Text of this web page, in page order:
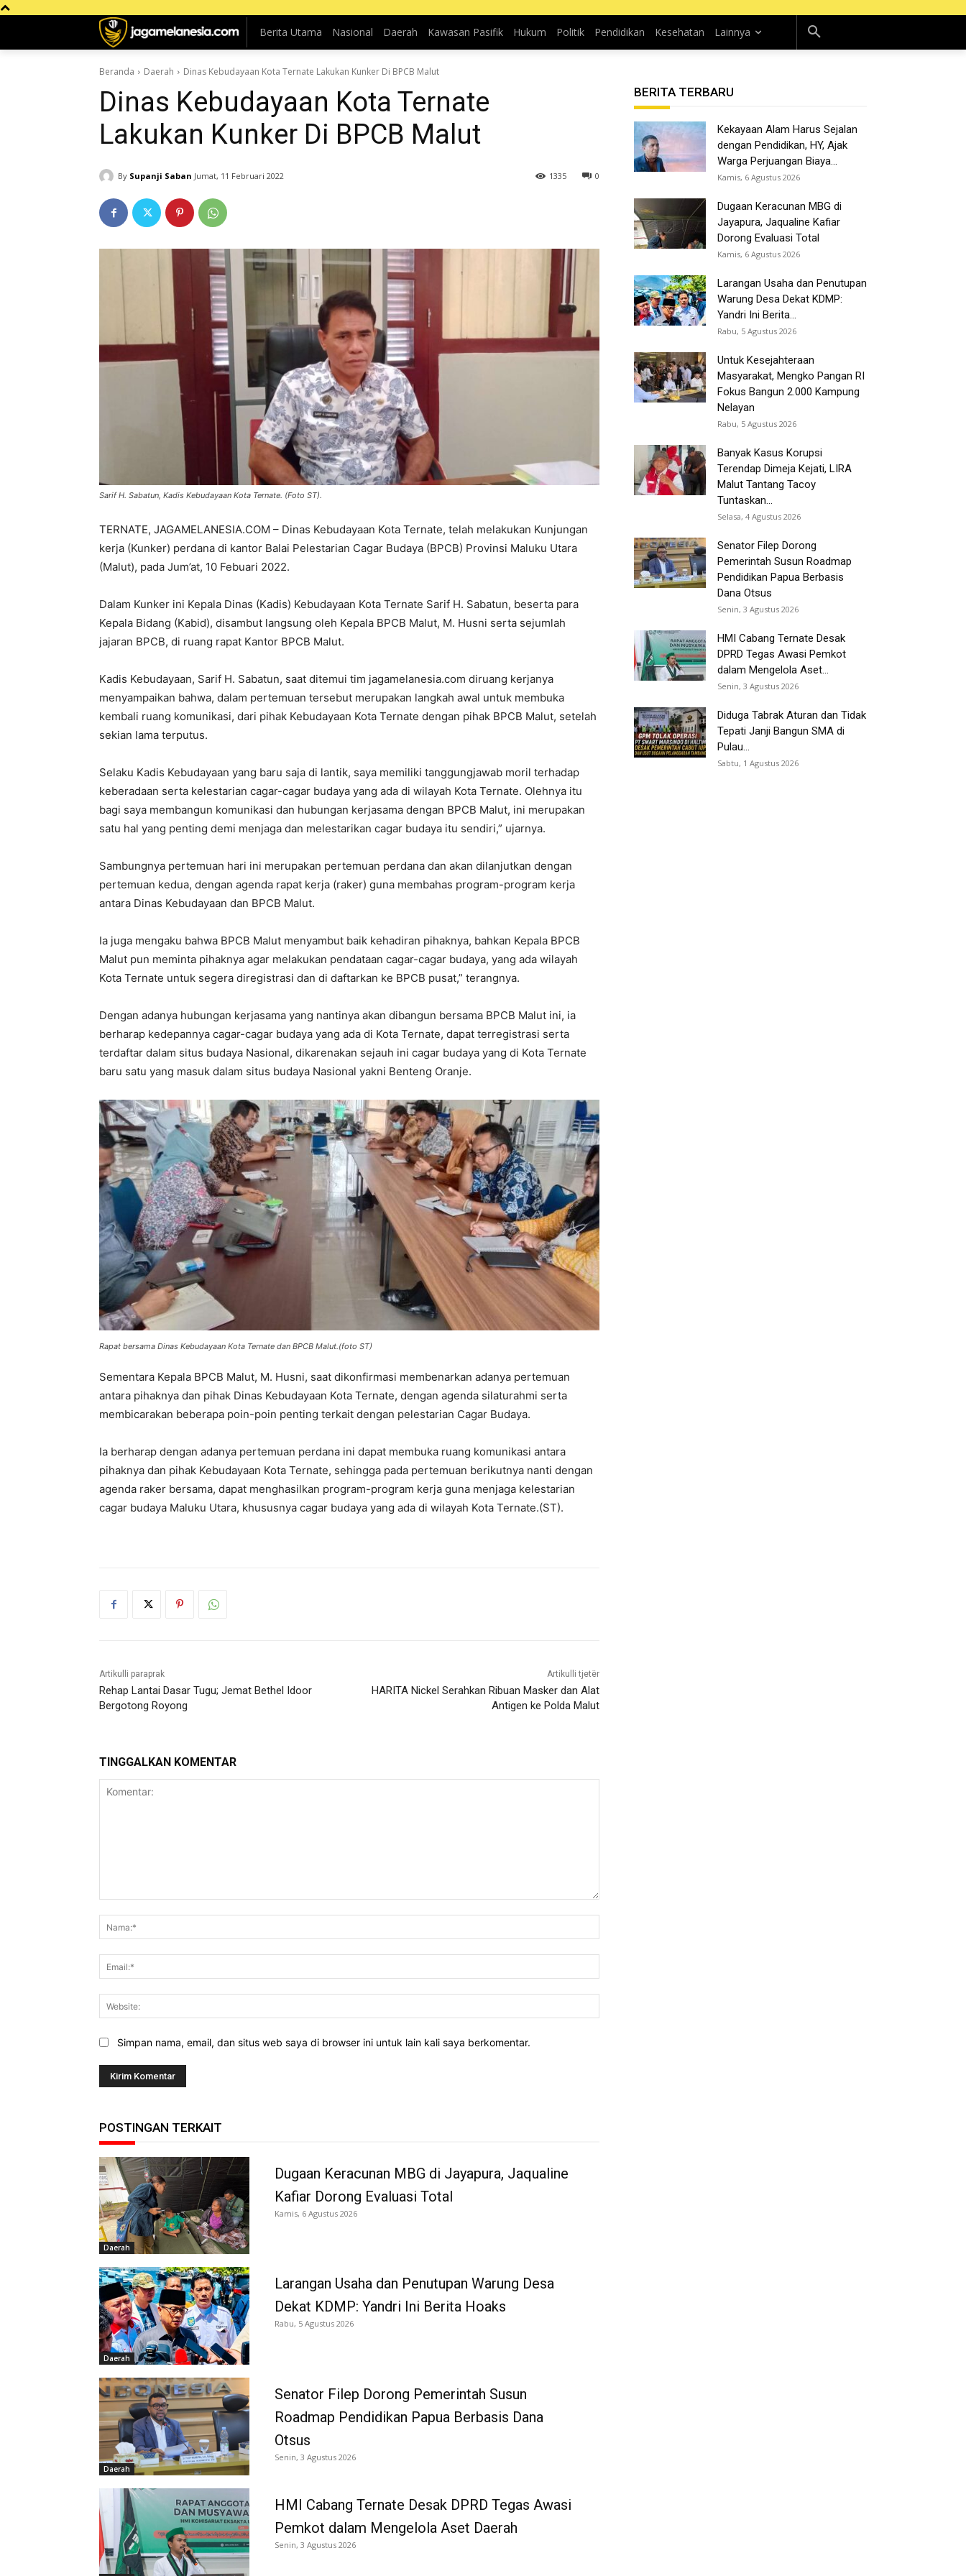
Berita Utama Nasional Daerah Kawasan Pasifik Hukum Politik Pendidikan Kesehatan Lainnya
Beranda Daerah Dinas Kebudayaan Kota Ternate Lakukan Kunker Di BPCB Malut
Dinas Kebudayaan Kota Ternate
Lakukan Kunker Di BPCB Malut
By Supanji Saban Jumat, 11 Februari 2022 0
1335
Sarif H. Sabatun, Kadis Kebudayaan Kota Ternate. (Foto ST).
TERNATE, JAGAMELANESIA.COM – Dinas Kebudayaan Kota Ternate, telah melakukan Kunjungan
kerja (Kunker) perdana di kantor Balai Pelestarian Cagar Budaya (BPCB) Provinsi Maluku Utara
(Malut), pada Jum’at, 10 Febuari 2022.
Dalam Kunker ini Kepala Dinas (Kadis) Kebudayaan Kota Ternate Sarif H. Sabatun, beserta para
Kepala Bidang (Kabid), disambut langsung oleh Kepala BPCB Malut, M. Husni serta sejumlah
jajaran BPCB, di ruang rapat Kantor BPCB Malut.
Kadis Kebudayaan, Sarif H. Sabatun, saat ditemui tim jagamelanesia.com diruang kerjanya
menyampaikan bahwa, dalam pertemuan tersebut merupakan langkah awal untuk membuka
kembali ruang komunikasi, dari pihak Kebudayaan Kota Ternate dengan pihak BPCB Malut, setelah
sekian lama terputus.
Selaku Kadis Kebudayaan yang baru saja di lantik, saya memiliki tanggungjawab moril terhadap
keberadaan serta kelestarian cagar-cagar budaya yang ada di wilayah Kota Ternate. Olehnya itu
bagi saya membangun komunikasi dan hubungan kerjasama dengan BPCB Malut, ini merupakan
satu hal yang penting demi menjaga dan melestarikan cagar budaya itu sendiri,” ujarnya.
Sambungnya pertemuan hari ini merupakan pertemuan perdana dan akan dilanjutkan dengan
pertemuan kedua, dengan agenda rapat kerja (raker) guna membahas program-program kerja
antara Dinas Kebudayaan dan BPCB Malut.
Ia juga mengaku bahwa BPCB Malut menyambut baik kehadiran pihaknya, bahkan Kepala BPCB
Malut pun meminta pihaknya agar melakukan pendataan cagar-cagar budaya, yang ada wilayah
Kota Ternate untuk segera diregistrasi dan di daftarkan ke BPCB pusat,” terangnya.
Dengan adanya hubungan kerjasama yang nantinya akan dibangun bersama BPCB Malut ini, ia
berharap kedepannya cagar-cagar budaya yang ada di Kota Ternate, dapat terregistrasi serta
terdaftar dalam situs budaya Nasional, dikarenakan sejauh ini cagar budaya yang di Kota Ternate
baru satu yang masuk dalam situs budaya Nasional yakni Benteng Oranje.
Rapat bersama Dinas Kebudayaan Kota Ternate dan BPCB Malut.(foto ST)
Sementara Kepala BPCB Malut, M. Husni, saat dikonfirmasi membenarkan adanya pertemuan
antara pihaknya dan pihak Dinas Kebudayaan Kota Ternate, dengan agenda silaturahmi serta
membicarakan beberapa poin-poin penting terkait dengan pelestarian Cagar Budaya.
Ia berharap dengan adanya pertemuan perdana ini dapat membuka ruang komunikasi antara
pihaknya dan pihak Kebudayaan Kota Ternate, sehingga pada pertemuan berikutnya nanti dengan
agenda raker bersama, dapat menghasilkan program-program kerja guna menjaga kelestarian
cagar budaya Maluku Utara, khususnya cagar budaya yang ada di wilayah Kota Ternate.(ST).
Artikulli paraprak
Rehap Lantai Dasar Tugu; Jemat Bethel Idoor
Bergotong Royong
Artikulli tjetër
HARITA Nickel Serahkan Ribuan Masker dan Alat
Antigen ke Polda Malut
TINGGALKAN KOMENTAR
Simpan nama, email, dan situs web saya di browser ini untuk lain kali saya berkomentar.
POSTINGAN TERKAIT
Daerah
Dugaan Keracunan MBG di Jayapura, Jaqualine
Kafiar Dorong Evaluasi Total
Kamis, 6 Agustus 2026
Daerah
Larangan Usaha dan Penutupan Warung Desa
Dekat KDMP: Yandri Ini Berita Hoaks
Rabu, 5 Agustus 2026
Daerah
Senator Filep Dorong Pemerintah Susun
Roadmap Pendidikan Papua Berbasis Dana
Otsus
Senin, 3 Agustus 2026
HMI Cabang Ternate Desak DPRD Tegas Awasi
Pemkot dalam Mengelola Aset Daerah
Senin, 3 Agustus 2026
BERITA TERBARU
Kekayaan Alam Harus Sejalan
dengan Pendidikan, HY, Ajak
Warga Perjuangan Biaya...
Kamis, 6 Agustus 2026
Dugaan Keracunan MBG di
Jayapura, Jaqualine Kafiar
Dorong Evaluasi Total
Kamis, 6 Agustus 2026
Larangan Usaha dan Penutupan
Warung Desa Dekat KDMP:
Yandri Ini Berita...
Rabu, 5 Agustus 2026
Untuk Kesejahteraan
Masyarakat, Mengko Pangan RI
Fokus Bangun 2.000 Kampung
Nelayan
Rabu, 5 Agustus 2026
Banyak Kasus Korupsi
Terendap Dimeja Kejati, LIRA
Malut Tantang Tacoy
Tuntaskan...
Selasa, 4 Agustus 2026
Senator Filep Dorong
Pemerintah Susun Roadmap
Pendidikan Papua Berbasis
Dana Otsus
Senin, 3 Agustus 2026
HMI Cabang Ternate Desak
DPRD Tegas Awasi Pemkot
dalam Mengelola Aset...
Senin, 3 Agustus 2026
Diduga Tabrak Aturan dan Tidak
Tepati Janji Bangun SMA di
Pulau...
Sabtu, 1 Agustus 2026